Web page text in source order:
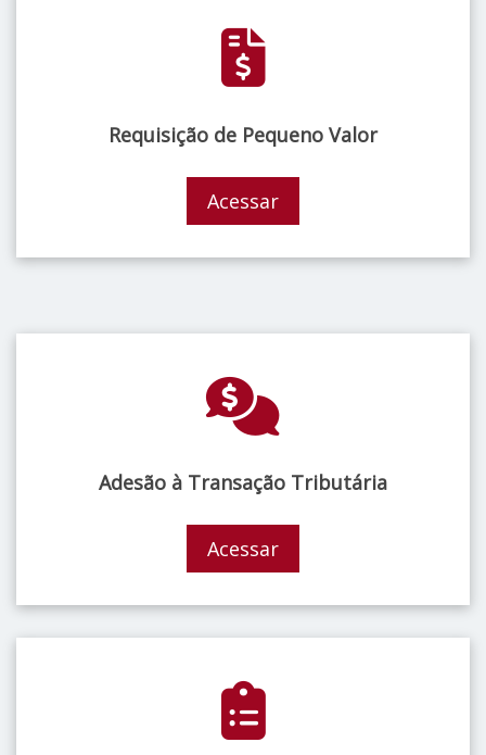
Requisição de Pequeno Valor
Acessar
Adesão à Transação Tributária
Acessar